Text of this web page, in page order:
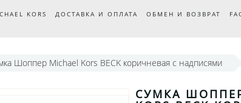
KORS ДОСТАВКА И ОПЛАТА ОБМЕН И ВОЗВРАТ
Шоппер Michael Kors BECK коричневая с надписями
СУМКА ШОППЕР